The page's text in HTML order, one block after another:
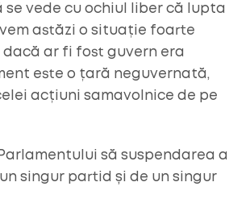
se vede cu ochiul liber că lupta
astăzi o situație foarte
ar fi fost guvern era
este o țară neguvernată,
acțiuni samavolnice de pe
să suspendarea a
singur partid și de un singur